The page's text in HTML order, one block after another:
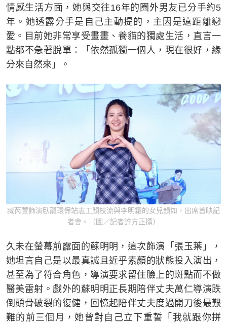
情感生活方面，她與交往16年的圈外男友已分手約5
年。她透露分手是自己主動提的，主因是遠距離戀
愛。目前她非常享受畫畫、養貓的獨處生活，直言一
點都不急著脫單：「依然孤獨一個人，現在很好，緣
分來自然來」。
臧芮萱飾演臥龍環保站志工顏枝流與李明霜的女兒韻如，出席首映記
者會。（圖／記者許方正攝）
久未在螢幕前露面的蘇明明，這次飾演「張玉葉」，
她坦言自己是以最真誠且近乎素顏的狀態投入演出，
甚至為了符合角色，導演要求留住臉上的斑點而不做
醫美雷射。戲外的蘇明明正長期陪伴丈夫萬仁導演跌
倒頭骨破裂的復健，回憶起陪伴丈夫度過開刀後最艱
難的前三個月，她曾對自己立下重誓「我就跟你拼